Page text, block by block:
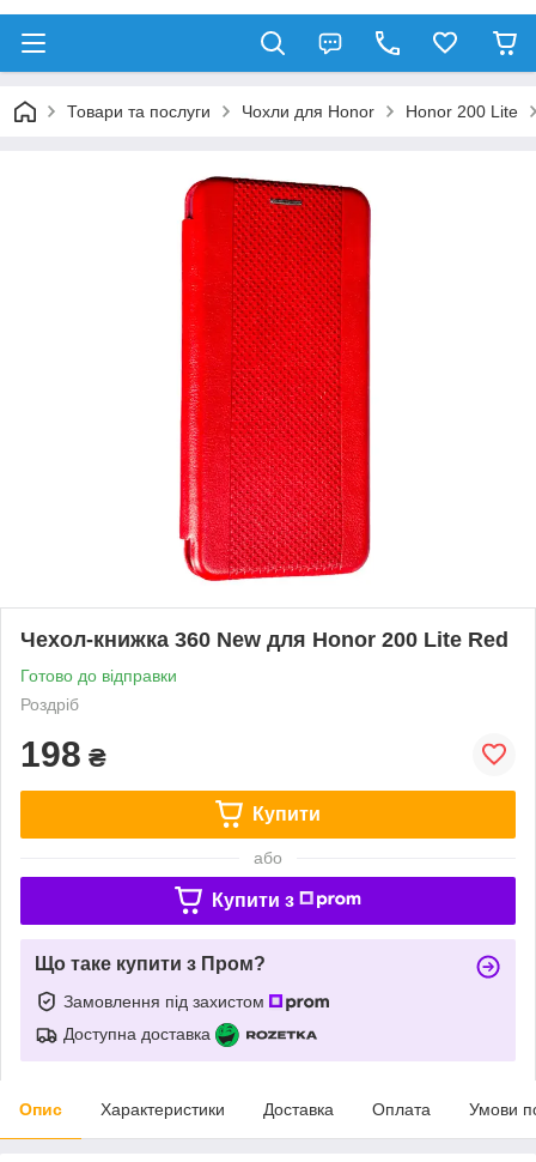
Товари та послуги Чохли для Honor Honor 200 Lite
Чехол-книжка 360 New для Honor 200 Lite Red
Готово до відправки
Роздріб
198 ₴
Купити
або
Купити з
Що таке купити з Пром?
Замовлення під захистом
Доступна доставка
Опис Характеристики Доставка Оплата Умови